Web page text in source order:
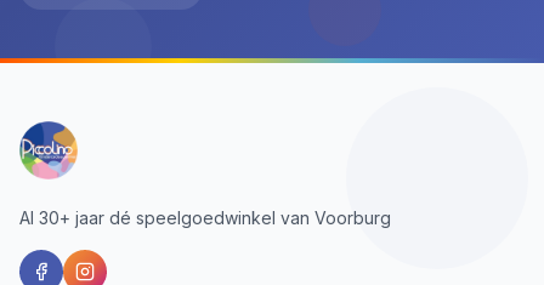
Al 30+ jaar dé speelgoedwinkel van Voorburg